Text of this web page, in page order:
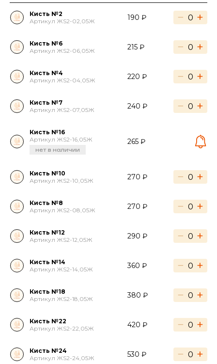
Кисть №2
Артикул ЖS2-02,05Ж
190 ₽ − +
Кисть №6
Артикул ЖS2-06,05Ж
215 ₽ − +
Кисть №4
Артикул ЖS2-04,05Ж
220 ₽ − +
Кисть №7
Артикул ЖS2-07,05Ж
240 ₽ − +
Кисть №16
Артикул ЖS2-16,05Ж
нет в наличии
265 ₽
Кисть №10
Артикул ЖS2-10,05Ж
270 ₽ − +
Кисть №8
Артикул ЖS2-08,05Ж
270 ₽ − +
Кисть №12
Артикул ЖS2-12,05Ж
290 ₽ − +
Кисть №14
Артикул ЖS2-14,05Ж
360 ₽ − +
Кисть №18
Артикул ЖS2-18,05Ж
380 ₽ − +
Кисть №22
Артикул ЖS2-22,05Ж
420 ₽ − +
Кисть №24
Артикул ЖS2-24,05Ж
530 ₽ − +